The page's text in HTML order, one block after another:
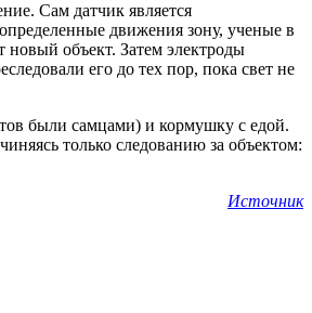
Сам датчик является
движения зону, ученые в
новый объект. Затем электроды
его до тех пор, пока свет не
были самцами) и кормушку с едой.
только следованию за объектом:
Источник